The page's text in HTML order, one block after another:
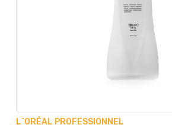
L`ORÉAL PROFESSIONNEL